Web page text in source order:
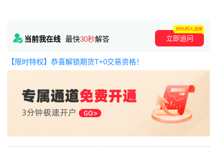
当前我在线 最快30秒解答 立即追问
99%的人选择
【限时特权】恭喜解锁期货T+0交易资格！